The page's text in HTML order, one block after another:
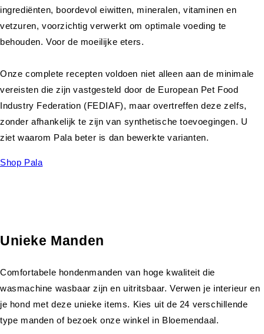
ingrediënten, boordevol eiwitten, mineralen, vitaminen en
vetzuren, voorzichtig verwerkt om optimale voeding te
behouden. Voor de moeilijke eters.
Onze complete recepten voldoen niet alleen aan de minimale
vereisten die zijn vastgesteld door de European Pet Food
Industry Federation (FEDIAF), maar overtreffen deze zelfs,
zonder afhankelijk te zijn van synthetische toevoegingen. U
ziet waarom Pala beter is dan bewerkte varianten.
Shop Pala
Unieke Manden
Comfortabele hondenmanden van hoge kwaliteit die
wasmachine wasbaar zijn en uitritsbaar. Verwen je interieur en
je hond met deze unieke items. Kies uit de 24 verschillende
type manden of bezoek onze winkel in Bloemendaal.